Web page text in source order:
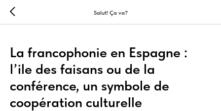
Salut! Ça va?
La francophonie en Espagne :
l’ile des faisans ou de la
conférence, un symbole de
coopération culturelle